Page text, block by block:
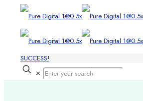
SUCCESS!
✕